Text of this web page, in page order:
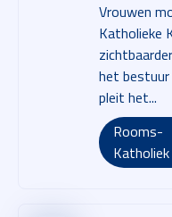
Vrouwen
Katholieke
het
pleit het...
Rooms-
Katholiek